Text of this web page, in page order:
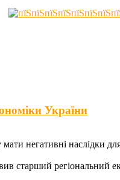
України
негативні наслідки
старший